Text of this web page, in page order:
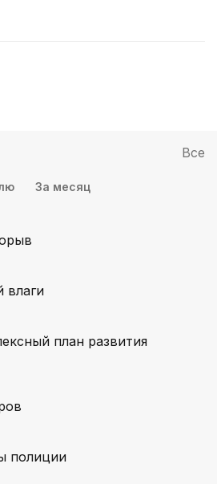
Все
За месяц
влаги
план развития
полиции